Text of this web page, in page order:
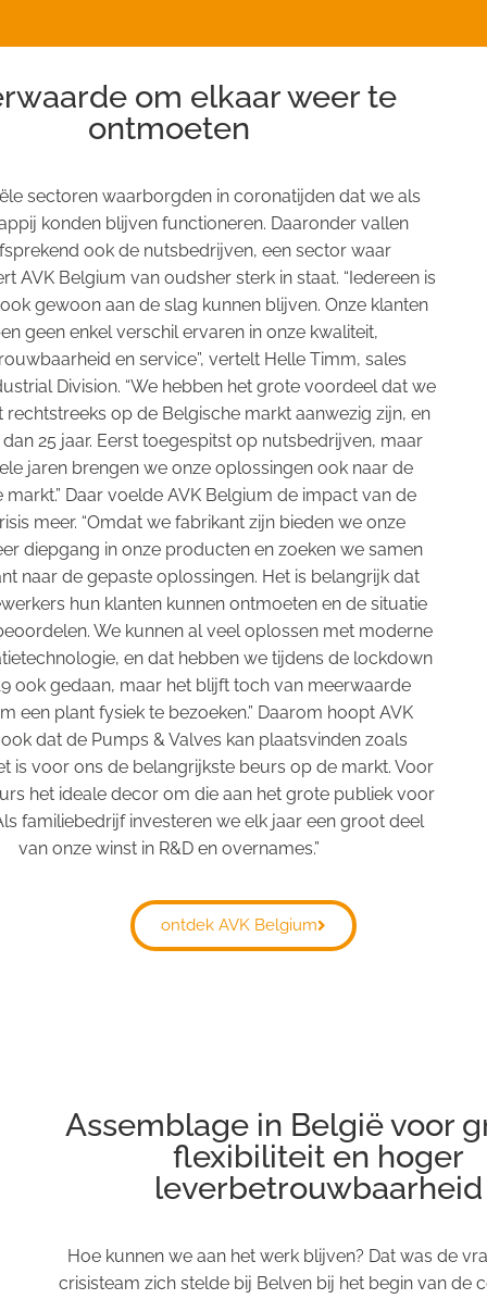
om elkaar weer te
ontmoeten
sectoren waarborgden in coronatijden dat we als
konden blijven functioneren. Daaronder vallen
ook de nutsbedrijven, een sector waar
AVK Belgium van oudsher sterk in staat. “Iedereen is
gewoon aan de slag kunnen blijven. Onze klanten
geen enkel verschil ervaren in onze kwaliteit,
en service”, vertelt Helle Timm, sales
Division. “We hebben het grote voordeel dat we
rechtstreeks op de Belgische markt aanwezig zijn, en
25 jaar. Eerst toegespitst op nutsbedrijven, maar
jaren brengen we onze oplossingen ook naar de
markt.” Daar voelde AVK Belgium de impact van de
meer. “Omdat we fabrikant zijn bieden we onze
diepgang in onze producten en zoeken we samen
naar de gepaste oplossingen. Het is belangrijk dat
hun klanten kunnen ontmoeten en de situatie
We kunnen al veel oplossen met moderne
en dat hebben we tijdens de lockdown
ook gedaan, maar het blijft toch van meerwaarde
een plant fysiek te bezoeken.” Daarom hoopt AVK
dat de Pumps & Valves kan plaatsvinden zoals
is voor ons de belangrijkste beurs op de markt. Voor
het ideale decor om die aan het grote publiek voor
familiebedrijf investeren we elk jaar een groot deel
van onze winst in R&D en overnames.”
ontdek AVK Belgium
Assemblage in België voor
flexibiliteit en hoger
leverbetrouwbaarheid
Hoe kunnen we aan het werk blijven? Dat was de
crisisteam zich stelde bij Belven bij het begin van de